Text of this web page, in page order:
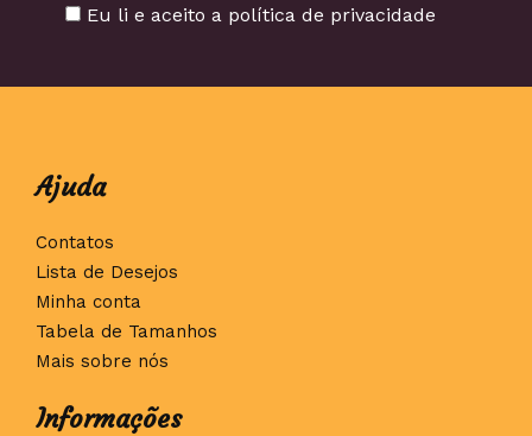
Eu li e aceito a política de privacidade
Ajuda
Contatos
Lista de Desejos
Minha conta
Tabela de Tamanhos
Mais sobre nós
Informações